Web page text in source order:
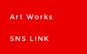
Art Works
SNS LINK